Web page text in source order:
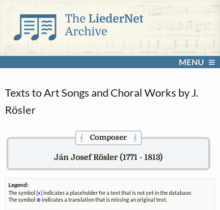
MENU
Texts to Art Songs and Choral Works by J.
Rösler
𝄞Composer 𝄞
Ján Josef Rösler (1771 - 1813)
Legend:
The symbol [x] indicates a placeholder for a text that is not yet in the database.
The symbol ⊗indicates a translation that is missing an original text.